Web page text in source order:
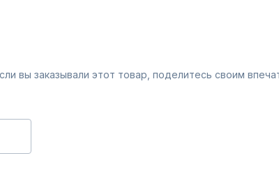
вы заказывали этот товар, поделитесь своим